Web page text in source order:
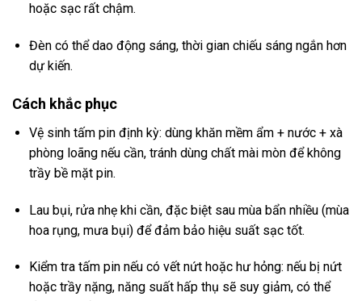
hoặc sạc rất chậm.
Đèn có thể dao động sáng, thời gian chiếu sáng ngắn hơn
dự kiến.
Cách khắc phục
Vệ sinh tấm pin định kỳ: dùng khăn mềm ẩm + nước + xà
phòng loãng nếu cần, tránh dùng chất mài mòn để không
trầy bề mặt pin.
Lau bụi, rửa nhẹ khi cần, đặc biệt sau mùa bẩn nhiều (mùa
hoa rụng, mưa bụi) để đảm bảo hiệu suất sạc tốt.
Kiểm tra tấm pin nếu có vết nứt hoặc hư hỏng: nếu bị nứt
hoặc trầy nặng, năng suất hấp thụ sẽ suy giảm, có thể